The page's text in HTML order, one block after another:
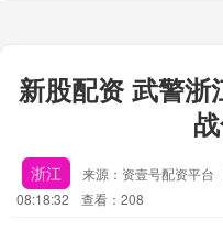
新股配资 武警浙
浙江 来源：资壹号配资平台
08:18:32
查看：208